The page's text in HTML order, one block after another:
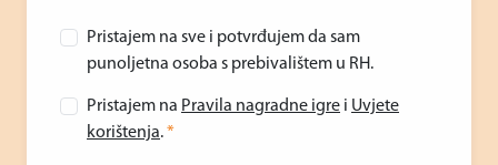
Pristajem na sve i potvrđujem da sam
punoljetna osoba s prebivalištem u RH.
Pristajem na Pravila nagradne igre i Uvjete
korištenja.*